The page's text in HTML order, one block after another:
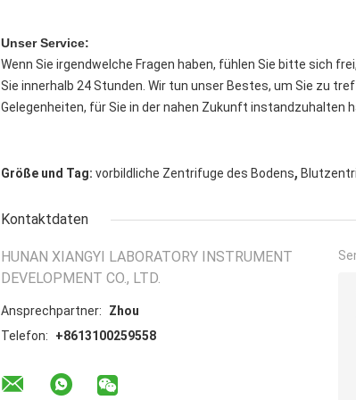
Unser Service:
Wenn Sie irgendwelche Fragen haben, fühlen Sie bitte sich
Sie innerhalb 24 Stunden. Wir tun unser Bestes, um Sie zu
Gelegenheiten, für Sie in der nahen Zukunft instandzuhalten
Größe und Tag: vorbildliche Zentrifuge des Bodens,
Kontaktdaten
HUNAN XIANGYI LABORATORY INSTRUMENT
DEVELOPMENT CO., LTD.
Ansprechpartner:
Zhou
Telefon:
+8613100259558